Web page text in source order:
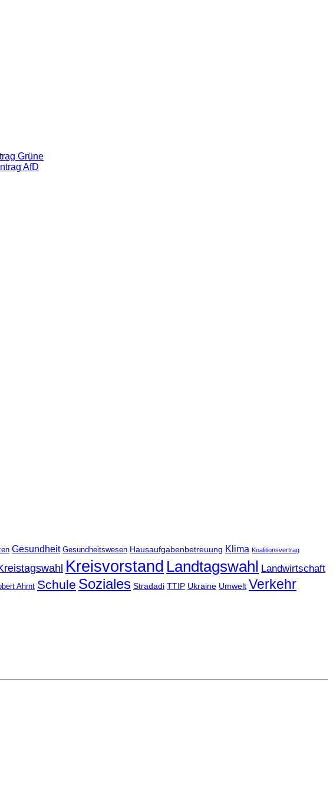
Grüne
AfD
Gesundheit Gesundheitswesen Hausaufgabenbetreuung Klima Koalitionsvertrag
Kreisvorstand Landtagswahl Landwirtschaft
Ahrnt Schule Soziales Stradadi TTIP Ukraine Umwelt Verkehr